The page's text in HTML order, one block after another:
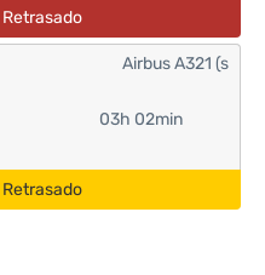
03h 02min
Airbus A321 (s